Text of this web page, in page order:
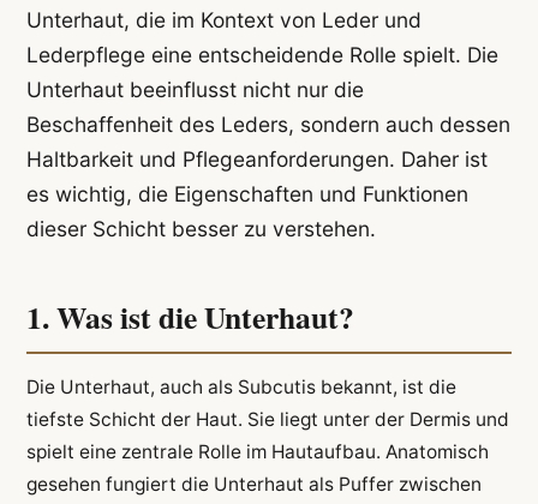
Unterhaut, die im Kontext von Leder und
Lederpflege eine entscheidende Rolle spielt. Die
Unterhaut beeinflusst nicht nur die
Beschaffenheit des Leders, sondern auch dessen
Haltbarkeit und Pflegeanforderungen. Daher ist
es wichtig, die Eigenschaften und Funktionen
dieser Schicht besser zu verstehen.
1. Was ist die Unterhaut?
Die Unterhaut, auch als Subcutis bekannt, ist die
tiefste Schicht der Haut. Sie liegt unter der Dermis und
spielt eine zentrale Rolle im Hautaufbau. Anatomisch
gesehen fungiert die Unterhaut als Puffer zwischen